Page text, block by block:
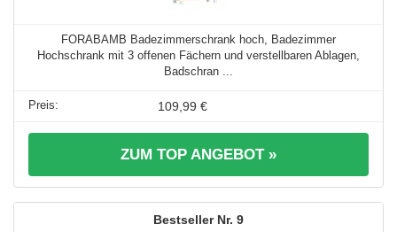
FORABAMB Badezimmerschrank hoch, Badezimmer
Hochschrank mit 3 offenen Fächern und verstellbaren Ablagen,
Badschran ...
109,99 €
ZUM TOP ANGEBOT »
9